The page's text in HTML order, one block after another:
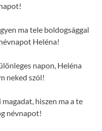
ma tele boldogsággal
Heléna!
napon, Heléna
neked szól!
hiszen ma a te
névnapot!